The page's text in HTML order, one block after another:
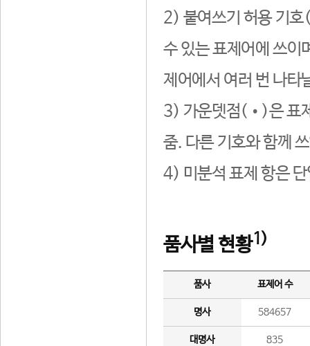
2) 붙여쓰기 허용 기호
수 있는 표제어에 쓰이
제어에서 여러 번 나타
3) 가운뎃점(•)은 표
줌. 다른 기호와 함께
4) 미분석 표제 항은
품사별 현황1)
품사 표제어 수
명사 584657
대명사 835